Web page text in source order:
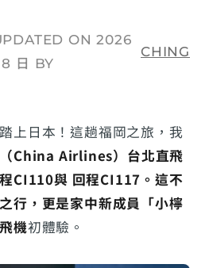
ON 2026
日 BY
CHING
上日本！這趟福岡之旅，我
China Airlines）台北直飛
CI110與 回程CI117。這不
行，更是家中新成員「小檸
機初體驗。